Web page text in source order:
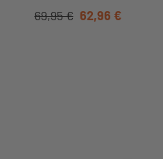
69,95 € 62,96 €